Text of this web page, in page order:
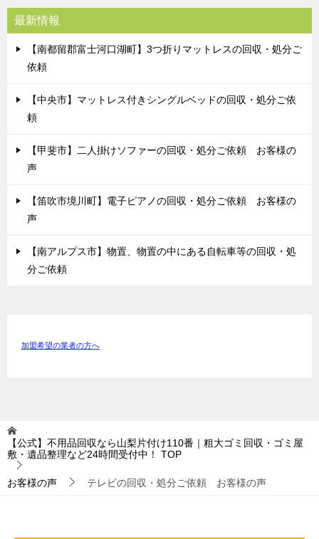
最新情報
【南都留郡富士河口湖町】3つ折りマットレスの回収・処分ご
依頼
【中央市】マットレス付きシングルベッドの回収・処分ご依
頼
【甲斐市】二人掛けソファーの回収・処分ご依頼 お客様の
声
【笛吹市境川町】電子ピアノの回収・処分ご依頼 お客様の
声
【南アルプス市】物置、物置の中にある自転車等の回収・処
分ご依頼
加盟希望の業者の方へ
【公式】不用品回収なら山梨片付け110番｜粗大ゴミ回収・ゴミ屋
敷・遺品整理など24時間受付中！
TOP
お客様の声 テレビの回収・処分ご依頼 お客様の声